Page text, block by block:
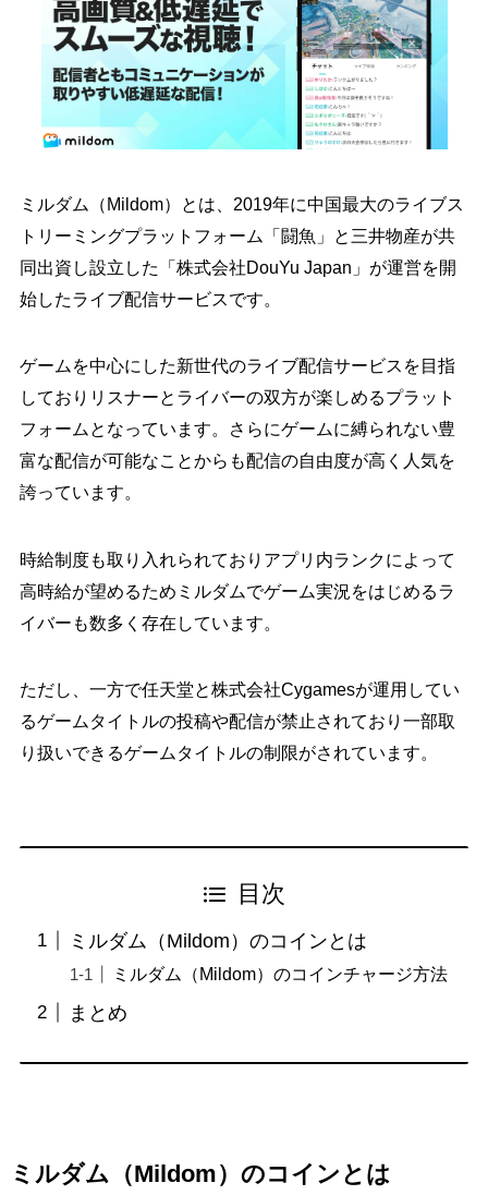
ミルダム（Mildom）とは、2019年に中国最大のライブス
トリーミングプラットフォーム「闘魚」と三井物産が共
同出資し設立した「株式会社DouYu Japan」が運営を開
始したライブ配信サービスです。
ゲームを中心にした新世代のライブ配信サービスを目指
しておりリスナーとライバーの双方が楽しめるプラット
フォームとなっています。さらにゲームに縛られない豊
富な配信が可能なことからも配信の自由度が高く人気を
誇っています。
時給制度も取り入れられておりアプリ内ランクによって
高時給が望めるためミルダムでゲーム実況をはじめるラ
イバーも数多く存在しています。
ただし、一方で任天堂と株式会社Cygamesが運用してい
るゲームタイトルの投稿や配信が禁止されており一部取
り扱いできるゲームタイトルの制限がされています。
目次
ミルダム（Mildom）のコインとは
ミルダム（Mildom）のコインチャージ方法
まとめ
ミルダム（Mildom）のコインとは